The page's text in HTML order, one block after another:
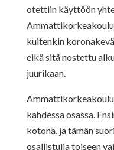
otettiin käyttöön
kuitenkin
eikä sitä nostettu
juurikaan.
kahdessa osassa.
kotona, ja tämän
osallistujia toiseen